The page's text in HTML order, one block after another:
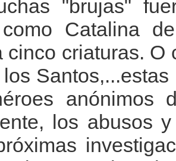
"brujas"
Catalina
cinco criaturas. O
anónimos
los abusos